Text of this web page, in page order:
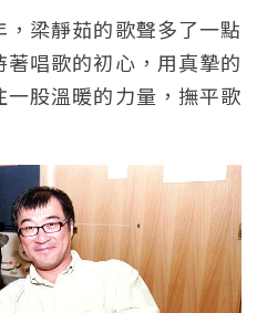
梁靜茹的歌聲多了一點
唱歌的初心，用真摯的
股溫暖的力量，撫平歌